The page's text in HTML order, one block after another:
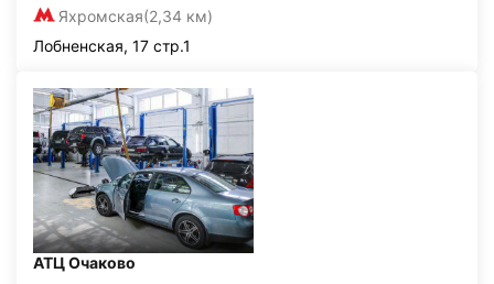
Яхромская(2,34 км)
Лобненская, 17 стр.1
АТЦ Очаково